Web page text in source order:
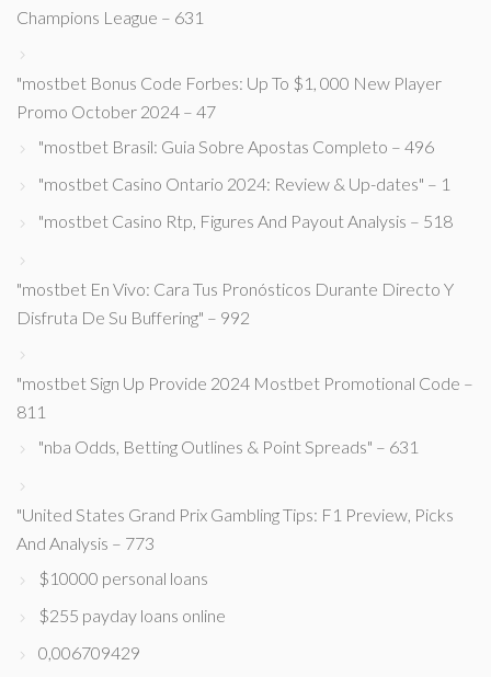
Champions League – 631
"mostbet Bonus Code Forbes: Up To $1, 000 New Player
Promo October 2024 – 47
"mostbet Brasil: Guia Sobre Apostas Completo – 496
"mostbet Casino Ontario 2024: Review & Up-dates" – 1
"mostbet Casino Rtp, Figures And Payout Analysis – 518
"mostbet En Vivo: Cara Tus Pronósticos Durante Directo Y
Disfruta De Su Buffering" – 992
"mostbet Sign Up Provide 2024 Mostbet Promotional Code –
811
"nba Odds, Betting Outlines & Point Spreads" – 631
"United States Grand Prix Gambling Tips: F1 Preview, Picks
And Analysis – 773
$10000 personal loans
$255 payday loans online
0,006709429